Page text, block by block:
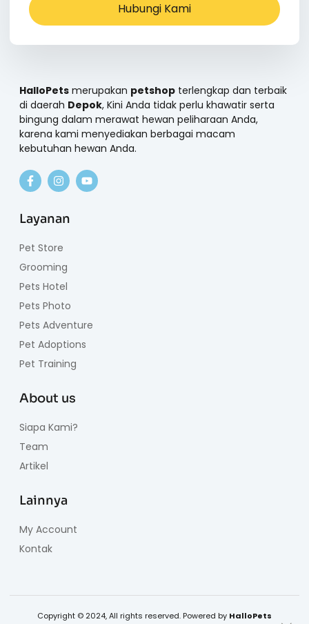
Hubungi Kami
HalloPets merupakan petshop terlengkap dan terbaik
di daerah Depok, Kini Anda tidak perlu khawatir serta
bingung dalam merawat hewan peliharaan Anda,
karena kami menyediakan berbagai macam
kebutuhan hewan Anda.
Layanan
Pet Store
Grooming
Pets Hotel
Pets Photo
Pets Adventure
Pet Adoptions
Pet Training
About us
Siapa Kami?
Team
Artikel
Lainnya
My Account
Kontak
Copyright © 2024, All rights reserved. Powered by HalloPets